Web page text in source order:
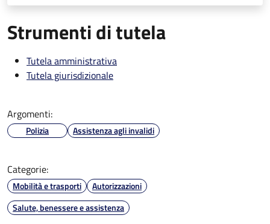
Strumenti di tutela
Tutela amministrativa
Tutela giurisdizionale
Argomenti:
Polizia Assistenza agli invalidi
Categorie:
Mobilità e trasporti
Autorizzazioni
Salute, benessere e assistenza